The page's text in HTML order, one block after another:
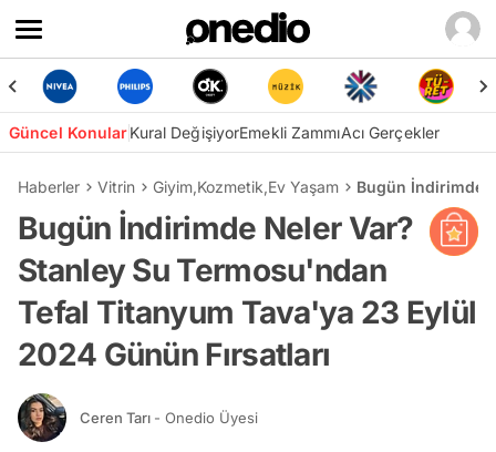
Güncel KonularKural DeğişiyorEmekli ZammıAcı Gerçekler
Haberler Vitrin Giyim,Kozmetik,Ev Yaşam Bugün İndirimde
Bugün İndirimde Neler Var?
Stanley Su Termosu'ndan
Tefal Titanyum Tava'ya 23 Eylül
2024 Günün Fırsatları
Ceren Tarı - Onedio Üyesi